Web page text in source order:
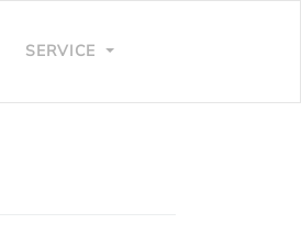
SERVICE